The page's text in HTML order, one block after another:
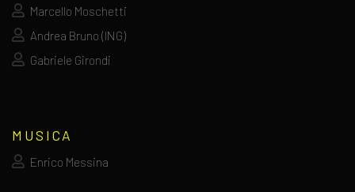
Marcello Moschetti
Andrea Bruno (ING)
Gabriele Girondi
MUSICA
Enrico Messina